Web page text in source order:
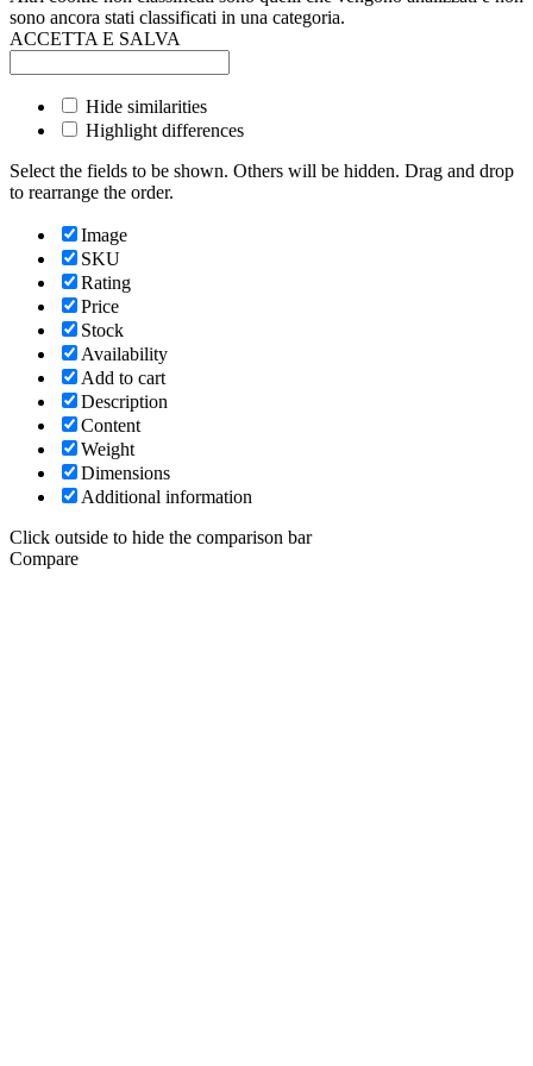
sono ancora stati classificati in una categoria.
ACCETTA E SALVA
Hide similarities
Highlight differences
Select the fields to be shown. Others will be hidden. Drag and drop
to rearrange the order.
Image
SKU
Rating
Price
Stock
Availability
Add to cart
Description
Content
Weight
Dimensions
Additional information
Click outside to hide the comparison bar
Compare